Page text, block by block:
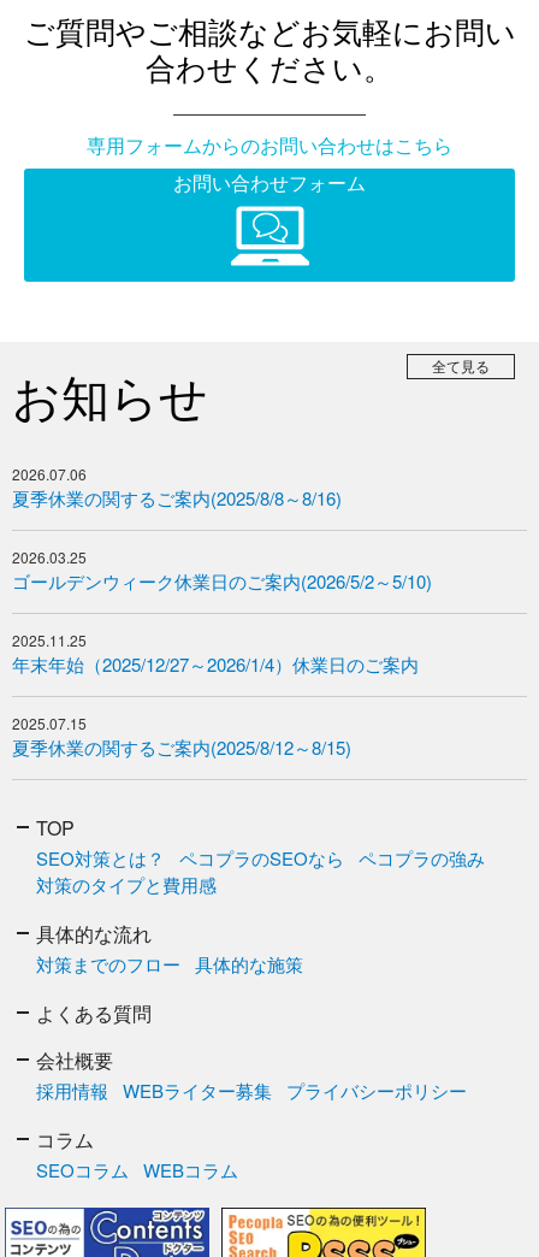
ご質問やご相談などお気軽にお問い
合わせください。
専用フォームからのお問い合わせはこちら
お問い合わせフォーム
お知らせ 全て見る
2026.07.06
夏季休業の関するご案内(2025/8/8～8/16)
2026.03.25
ゴールデンウィーク休業日のご案内(2026/5/2～5/10)
2025.11.25
年末年始（2025/12/27～2026/1/4）休業日のご案内
2025.07.15
夏季休業の関するご案内(2025/8/12～8/15)
TOP
SEO対策とは？ ペコプラのSEOなら
ペコプラの強み
対策のタイプと費用感
具体的な流れ
対策までのフロー 具体的な施策
よくある質問
会社概要
採用情報 WEBライター募集 プライバシーポリシー
コラム
SEOコラム WEBコラム